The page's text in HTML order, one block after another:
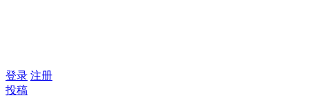
登录 注册
投稿